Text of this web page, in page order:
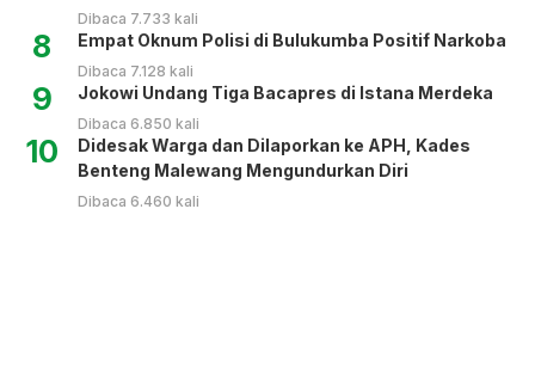
Dibaca 7.733 kali
8 Empat Oknum Polisi di Bulukumba Positif Narkoba
Dibaca 7.128 kali
9 Jokowi Undang Tiga Bacapres di Istana Merdeka
Dibaca 6.850 kali
10
Didesak Warga dan Dilaporkan ke APH, Kades
Benteng Malewang Mengundurkan Diri
Dibaca 6.460 kali